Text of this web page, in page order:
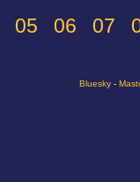
05 06 07
Bluesky -